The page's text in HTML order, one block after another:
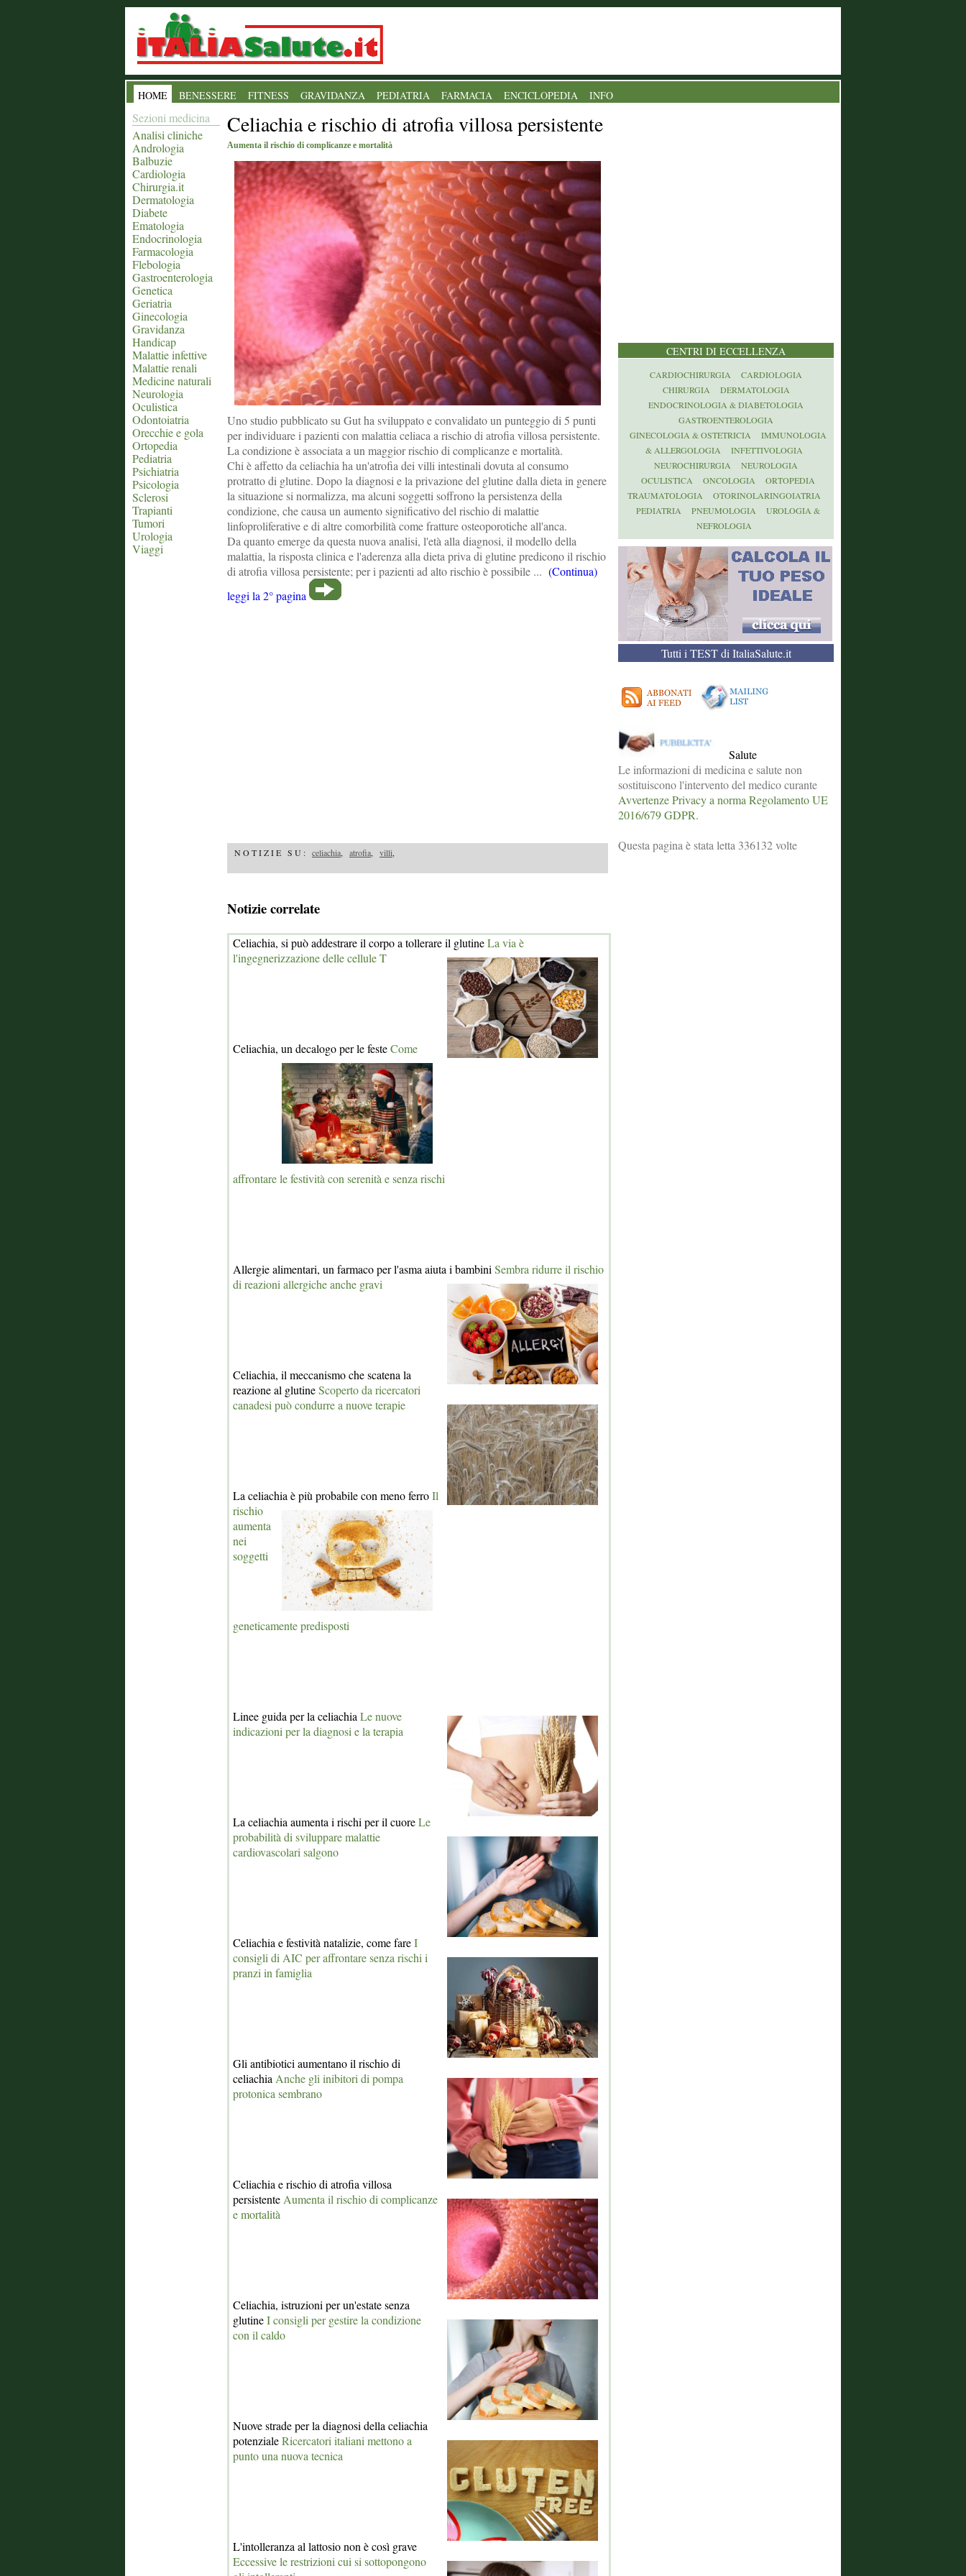
HOME BENESSERE FITNESS GRAVIDANZA PEDIATRIA FARMACIA ENCICLOPEDIA INFO
Sezioni medicina
Analisi cliniche
Andrologia
Balbuzie
Cardiologia
Chirurgia.it
Dermatologia
Diabete
Ematologia
Endocrinologia
Farmacologia
Flebologia
Gastroenterologia
Genetica
Geriatria
Ginecologia
Gravidanza
Handicap
Malattie infettive
Malattie renali
Medicine naturali
Neurologia
Oculistica
Odontoiatria
Orecchie e gola
Ortopedia
Pediatria
Psichiatria
Psicologia
Sclerosi
Trapianti
Tumori
Urologia
Viaggi
Celiachia e rischio di atrofia villosa persistente
Aumenta il rischio di complicanze e mortalità
Uno studio pubblicato su Gut ha sviluppato e convalidato un punteggio di 5 punti
per individuare i pazienti con malattia celiaca a rischio di atrofia villosa persistente.
La condizione è associata a un maggior rischio di complicanze e mortalità.
Chi è affetto da celiachia ha un'atrofia dei villi intestinali dovuta al consumo
protratto di glutine. Dopo la diagnosi e la privazione del glutine dalla dieta in genere
la situazione si normalizza, ma alcuni soggetti soffrono la persistenza della
condizione, che causa un aumento significativo del rischio di malattie
linfoproliferative e di altre comorbilità come fratture osteoporotiche all'anca.
Da quanto emerge da questa nuova analisi, l'età alla diagnosi, il modello della
malattia, la risposta clinica e l'aderenza alla dieta priva di glutine predicono il rischio
di atrofia villosa persistente; per i pazienti ad alto rischio è possibile ... (Continua)
leggi la 2° pagina
NOTIZIE SU: celiachia, atrofia, villi,
Notizie correlate
Celiachia, si può addestrare il corpo a tollerare il glutineLa via è
l'ingegnerizzazione delle cellule T
Celiachia, un decalogo per le festeCome
affrontare le festività con serenità e senza rischi
Allergie alimentari, un farmaco per l'asma aiuta i bambini Sembra ridurre il rischio
di reazioni allergiche anche gravi
Celiachia, il meccanismo che scatena la
reazione al glutineScoperto da ricercatori
canadesi può condurre a nuove terapie
La celiachia è più probabile con meno ferroIl
rischio
aumenta
nei
soggetti
geneticamente predisposti
Linee guida per la celiachia Le nuove
indicazioni per la diagnosi e la terapia
La celiachia aumenta i rischi per il cuoreLe
probabilità di sviluppare malattie
cardiovascolari salgono
Celiachia e festività natalizie, come fareI
consigli di AIC per affrontare senza rischi i
pranzi in famiglia
Gli antibiotici aumentano il rischio di
celiachia Anche gli inibitori di pompa
protonica sembrano
Celiachia e rischio di atrofia villosa
persistente Aumenta il rischio di complicanze
e mortalità
Celiachia, istruzioni per un'estate senza
glutineI consigli per gestire la condizione
con il caldo
Nuove strade per la diagnosi della celiachia
potenzialeRicercatori italiani mettono a
punto una nuova tecnica
L'intolleranza al lattosio non è così grave
Eccessive le restrizioni cui si sottopongono
CENTRI DI ECCELLENZA
CARDIOCHIRURGIA
CARDIOLOGIA
CHIRURGIA
DERMATOLOGIA
ENDOCRINOLOGIA & DIABETOLOGIA
GASTROENTEROLOGIA
GINECOLOGIA & OSTETRICIA
IMMUNOLOGIA
& ALLERGOLOGIA
INFETTIVOLOGIA
NEUROCHIRURGIA
NEUROLOGIA
OCULISTICA
ONCOLOGIA
ORTOPEDIA
TRAUMATOLOGIA
OTORINOLARINGOIATRIA
PEDIATRIA
PNEUMOLOGIA
UROLOGIA &
NEFROLOGIA
Tutti i TEST di ItaliaSalute.it
Salute
Le informazioni di medicina e salute non
sostituiscono l'intervento del medico curante
Avvertenze Privacy a norma Regolamento UE
2016/679 GDPR.
Questa pagina è stata letta 336132 volte